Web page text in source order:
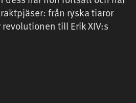
från ryska tiaror
till Erik XIV:s